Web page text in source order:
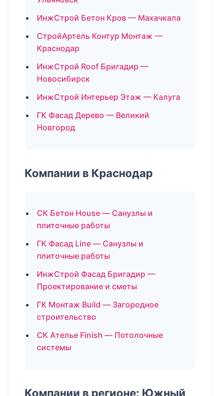
ИнжСтрой Бетон Кров — Махачкала
СтройАртель Контур Монтаж —
Краснодар
ИнжСтрой Roof Бригадир —
Новосибирск
ИнжСтрой Интерьер Этаж — Калуга
ГК Фасад Дерево — Великий
Новгород
Компании в Краснодар
СК Бетон House — Санузлы и
плиточные работы
ГК Фасад Line — Санузлы и
плиточные работы
ИнжСтрой Фасад Бригадир —
Проектирование и сметы
ГК Монтаж Build — Загородное
строительство
СК Ателье Finish — Потолочные
системы
Компании в регионе: Южный